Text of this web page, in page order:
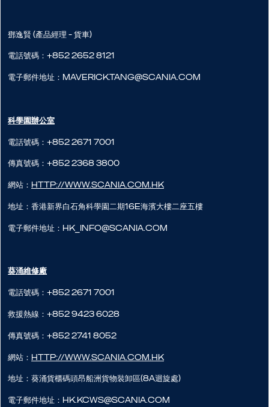
鄧逸賢 (產品經理 - 貨車)
電話號碼：+852 2652 8121
電子郵件地址：maverick.tang@scania.com
科學園辦公室
電話號碼：+852 2671 7001
傳真號碼：+852 2368 3800
網站： http://www.scania.com.hk
地址：香港新界白石角科學園二期16E海濱大樓二座五樓
電子郵件地址：hk_info@scania.com
葵涌維修廠
電話號碼：+852 2671 7001
救援熱線：+852 9423 6028
傳真號碼：+852 2741 8052
網站： http://www.scania.com.hk
地址：葵涌貨櫃碼頭昂船洲貨物裝卸區(8A迴旋處)
電子郵件地址：hk.kcws@scania.com